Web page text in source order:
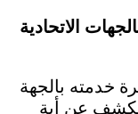
الاتحادية
خدمته بالجهة
الكشف عن أية